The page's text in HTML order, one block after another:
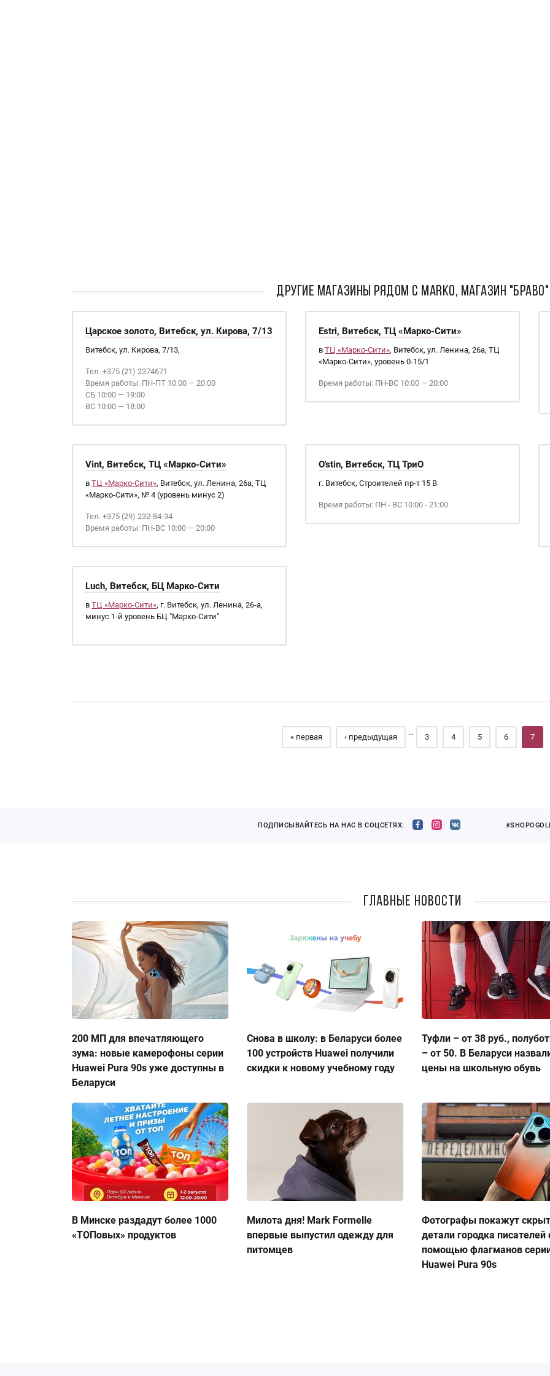
ДРУГИЕ МАГАЗИНЫ РЯДОМ С Marko, Магазин "Браво"
Царское золото, Витебск, ул. Кирова, 7/13
Витебск, ул. Кирова, 7/13,
Тел. +375 (21) 2374671
Время работы: ПН-ПТ 10:00 — 20:00
СБ 10:00 — 19:00
ВС 10:00 — 18:00
Estri, Витебск, ТЦ «Марко-Сити»
в ТЦ «Марко-Сити», Витебск, ул. Ленина, 26а, ТЦ
«Марко-Сити», уровень 0-15/1
Время работы: ПН-ВС 10:00 — 20:00
Vint, Витебск, ТЦ «Марко-Сити»
в ТЦ «Марко-Сити», Витебск, ул. Ленина, 26а, ТЦ
«Марко-Сити», № 4 (уровень минус 2)
Тел. +375 (29) 232-84-34
Время работы: ПН-ВС 10:00 — 20:00
O'stin, Витебск, ТЦ ТриО
г. Витебск, Строителей пр-т 15 В
Время работы: ПН - ВС 10:00 - 21:00
Luch, Витебск, БЦ Марко-Сити
в ТЦ «Марко-Сити», г. Витебск, ул. Ленина, 26-а,
минус 1-й уровень БЦ "Марко-Сити"
« первая ‹ предыдущая
…
3 4 5 6 7
ПОДПИСЫВАЙТЕСЬ НА НАС В СОЦСЕТЯХ:
Главные новости
200 МП для впечатляющего
зума: новые камерофоны серии
Huawei Pura 90s уже доступны в
Беларуси
Снова в школу: в Беларуси более
100 устройств Huawei получили
скидки к новому учебному году
Туфли – от 38 руб.,
– от 50. В Беларуси
цены на школьную обувь
В Минске раздадут более 1000
«ТОПовых» продуктов
Милота дня! Mark Formelle
впервые выпустил одежду для
питомцев
Фотографы покажут
детали городка писателей
помощью флагманов
Huawei Pura 90s